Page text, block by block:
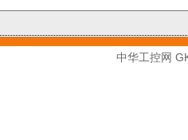
中华工控网